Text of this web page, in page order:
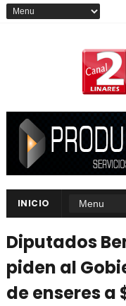
INICIO
Diputados
piden al
de enseres a